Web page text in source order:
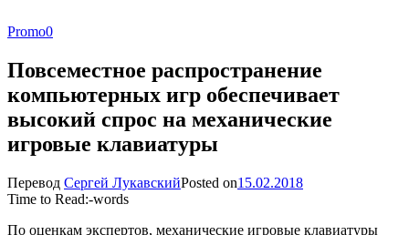
Promo0
Повсеместное распространение
компьютерных игр обеспечивает
высокий спрос на механические
игровые клавиатуры
Перевод Сергей ЛукавскийPosted on15.02.2018
Time to Read:-words
По оценкам экспертов, механические игровые клавиатуры